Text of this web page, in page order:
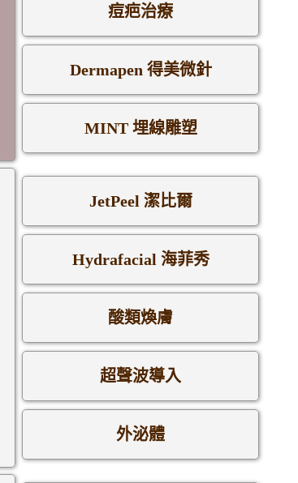
痘疤治療
Dermapen 得美微針
MINT 埋線雕塑
JetPeel 潔比爾
Hydrafacial 海菲秀
酸類煥膚
超聲波導入
外泌體